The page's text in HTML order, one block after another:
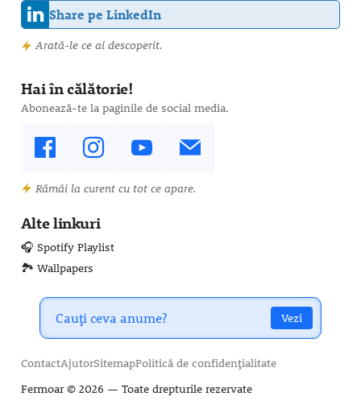
Share pe LinkedIn
Arată-le ce ai descoperit.
Hai în călătorie!
Abonează-te la paginile de social media.
Rămâi la curent cu tot ce apare.
Alte linkuri
🎧 Spotify Playlist
🏞️ Wallpapers
Vezi
ContactAjutorSitemapPolitică de confidențialitate
Fermoar© 2026 — Toate drepturile rezervate